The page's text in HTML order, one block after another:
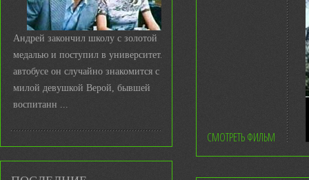
Андрей закончил школу с золотой
медалью и поступил в университет. В
автобусе он случайно знакомится с
милой девушкой Верой, бывшей
воспитанн ...
СМОТРЕТЬ ФИЛЬМ